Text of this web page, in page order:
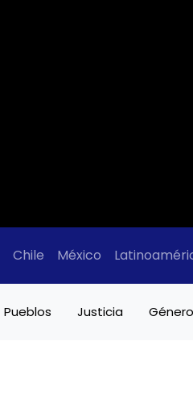
Chile México
Pueblos Justicia Género